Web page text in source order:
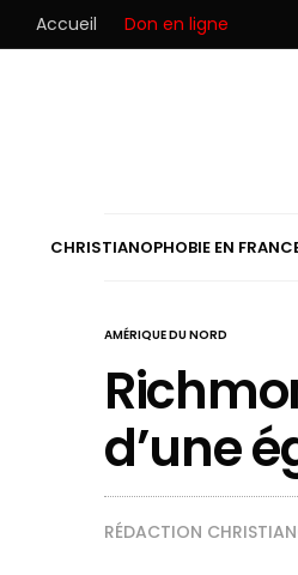
Accueil Don en ligne
CHRISTIANOPHOBIE EN
AMÉRIQUE DU NORD
d’une
RÉDACTION